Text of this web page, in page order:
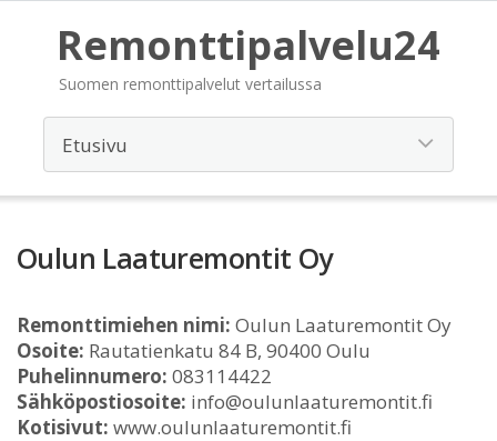
Remonttipalvelu24
Suomen remonttipalvelut vertailussa
Oulun Laaturemontit Oy
Remonttimiehen nimi: Oulun Laaturemontit Oy
Osoite: Rautatienkatu 84 B, 90400 Oulu
Puhelinnumero: 083114422
Sähköpostiosoite: info@oulunlaaturemontit.fi
Kotisivut: www.oulunlaaturemontit.fi